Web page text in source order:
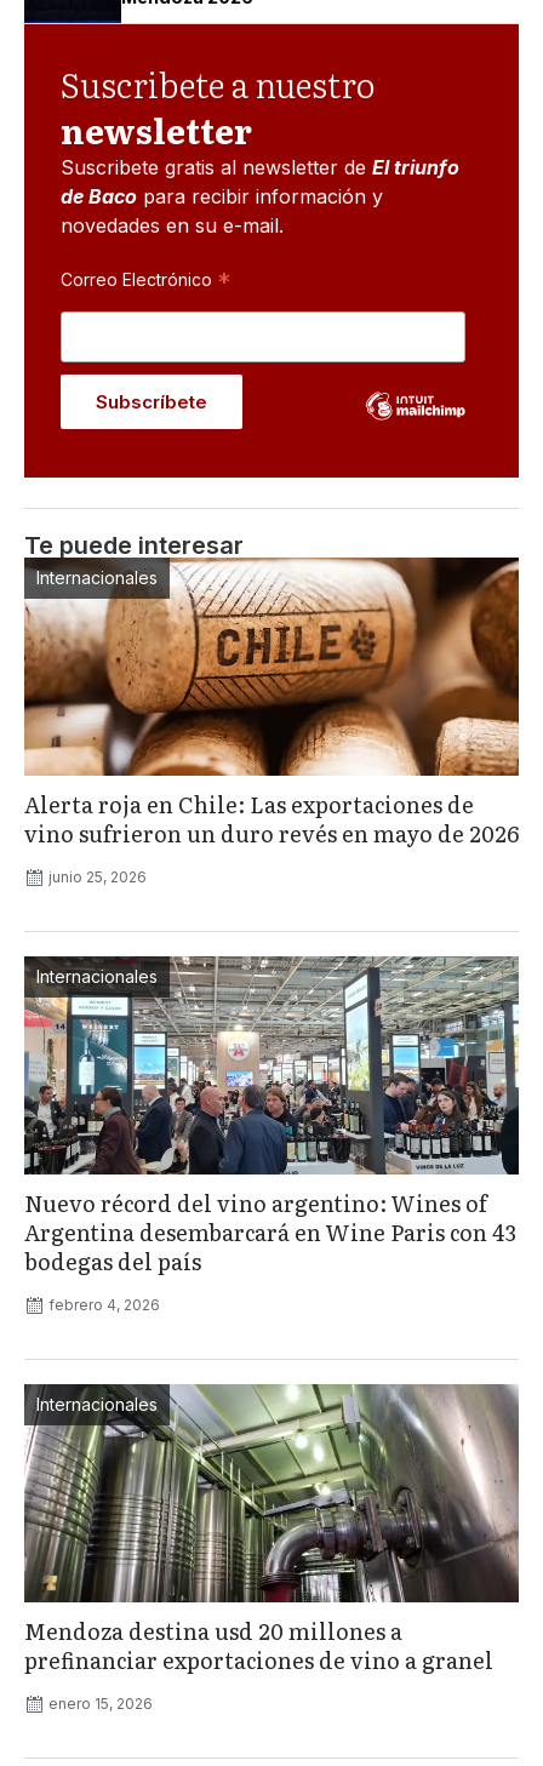
Suscribete a nuestro
newsletter
Suscribete gratis al newsletter de El triunfo
de Baco para recibir información y
novedades en su e-mail.
Correo Electrónico *
Te puede interesar
Internacionales
Alerta roja en Chile: Las exportaciones de
vino sufrieron un duro revés en mayo de 2026
junio 25, 2026
Internacionales
Nuevo récord del vino argentino: Wines of
Argentina desembarcará en Wine Paris con 43
bodegas del país
febrero 4, 2026
Internacionales
Mendoza destina usd 20 millones a
prefinanciar exportaciones de vino a granel
enero 15, 2026